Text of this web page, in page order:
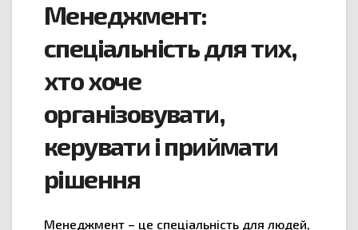
Менеджмент:
спеціальність для тих,
хто хоче
організовувати,
керувати і приймати
рішення
Менеджмент – це спеціальність для людей,